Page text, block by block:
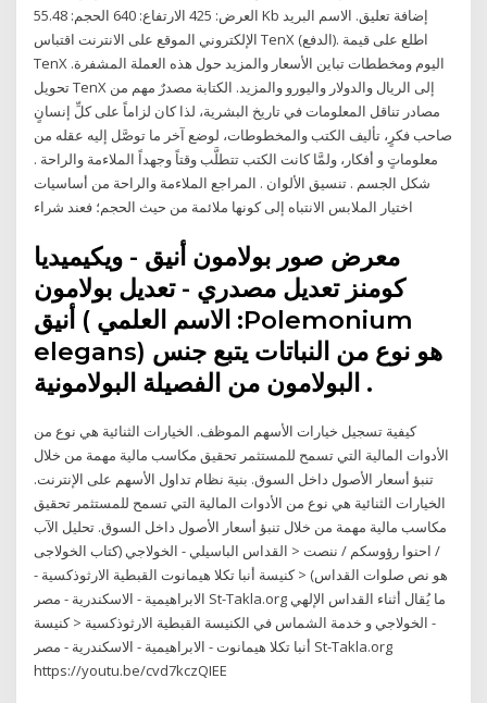
العرض: 425 الارتفاع: 640 الحجم: 55.48 Kb إضافة تعليق. الاسم البريد
الإلكتروني الموقع على الانترنت اقتباس TenX (الدفع). اطلع على قيمة
TenX اليوم ومخططات تباين الأسعار والمزيد حول هذه العملة المشفرة.
تحويل TenX إلى الريال والدولار واليورو والمزيد. الكتابة مصدرٌ مهم من
مصادر تناقل المعلومات في تاريخ البشرية، لذا كان لزاماً على كلِّ إنسانٍ
صاحب فكرٍ، تأليف الكتب والمخطوطات، لوضع آخر ما توصَّل إليه عقله من
معلوماتٍ و أفكار، ولمَّا كانت الكتب تتطلَّب وقتاً وجهداً الملاءمة والراحة .
شكل الجسم . تنسيق الألوان . المراجع الملاءمة والراحة من أساسيات
اختيار الملابس الانتباه إلى كونها ملائمة من حيث الحجم؛ فعند شراء
معرض صور بولامون أنيق - ويكيميديا
كومنز تعديل مصدري - تعديل بولامون
أنيق ( الاسم العلمي :Polemonium
elegans) هو نوع من النباتات يتبع جنس
البولامون من الفصيلة البولامونية .
كيفية تسجيل خيارات الأسهم الموظف. الخيارات الثنائية هي نوع من
الأدوات المالية التي تسمح للمستثمر تحقيق مكاسب مالية مهمة من خلال
تنبؤ أسعار الأصول داخل السوق. بنية نظام تداول الأسهم على الإنترنت.
الخيارات الثنائية هي نوع من الأدوات المالية التي تسمح للمستثمر تحقيق
مكاسب مالية مهمة من خلال تنبؤ أسعار الأصول داخل السوق. تحليل الآب
/ احنوا رؤوسكم / ننصت < القداس الباسيلي - الخولاجي (كتاب الخولاجى
هو نص صلوات القداس) < كنيسة أنبا تكلا هيمانوت القبطية الارثوذكسية -
الابراهيمية - الاسكندرية - مصر St-Takla.org ما يُقال أثناء القداس الإلهي
- الخولاجي و خدمة الشماس في الكنيسة القبطية الارثوذكسية < كنيسة
أنبا تكلا هيمانوت - الابراهيمية - الاسكندرية - مصر St-Takla.org
https://youtu.be/cvd7kczQIEE